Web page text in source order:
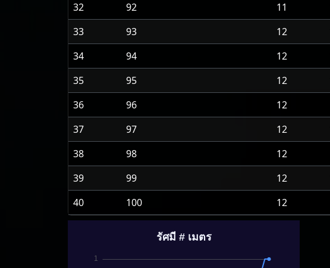
32
92 11
33
93 12
34
94 12
35
95 12
36
96 12
37
97 12
38
98 12
39
99 12
40
100 12